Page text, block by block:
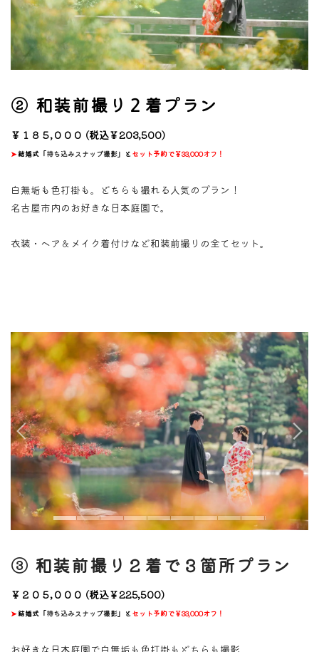
② 和装前撮り２着プラン
￥１８５,０００ (税込￥203,500)
➤結婚式「持ち込みスナップ撮影」と セット予約で￥33,000オフ！
白無垢も色打掛も。どちらも撮れる人気のプラン！
名古屋市内のお好きな日本庭園で。
衣装・ヘア＆メイク着付けなど和装前撮りの全てセット。
③ 和装前撮り２着で３箇所プラン
￥２０５,０００ (税込￥225,500)
➤結婚式「持ち込みスナップ撮影」と セット予約で￥33,000オフ！